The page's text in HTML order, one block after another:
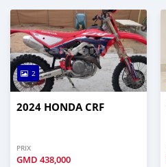
2
2024 HONDA CRF
PRIX
GMD 438,000